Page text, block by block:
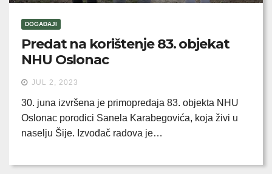
DOGAĐAJI
Predat na korištenje 83. objekat
NHU Oslonac
JUL 2, 2023
30. juna izvršena je primopredaja 83. objekta NHU
Oslonac porodici Sanela Karabegovića, koja živi u
naselju Šije. Izvođač radova je…